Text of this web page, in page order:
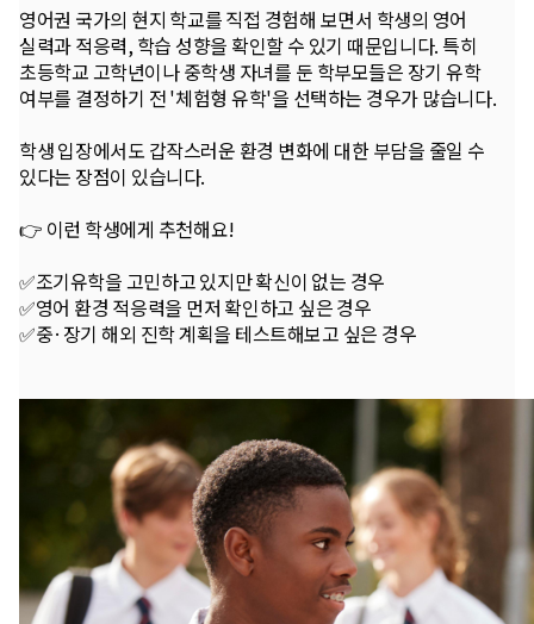
영어권 국가의 현지 학교를 직접 경험해 보면서 학생의 영어
실력과 적응력, 학습 성향을 확인할 수 있기 때문입니다. 특히
초등학교 고학년이나 중학생 자녀를 둔 학부모들은 장기 유학
여부를 결정하기 전 '체험형 유학'을 선택하는 경우가 많습니다.
학생 입장에서도 갑작스러운 환경 변화에 대한 부담을 줄일 수
있다는 장점이 있습니다.
👉 이런 학생에게 추천해요!
✅조기유학을 고민하고 있지만 확신이 없는 경우
✅영어 환경 적응력을 먼저 확인하고 싶은 경우
✅중·장기 해외 진학 계획을 테스트해보고 싶은 경우